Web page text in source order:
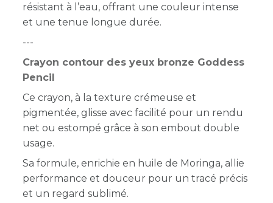
résistant à l’eau, offrant une couleur intense
et une tenue longue durée.
---
Crayon contour des yeux bronze Goddess
Pencil
Ce crayon, à la texture crémeuse et
pigmentée, glisse avec facilité pour un rendu
net ou estompé grâce à son embout double
usage.
Sa formule, enrichie en huile de Moringa, allie
performance et douceur pour un tracé précis
et un regard sublimé.